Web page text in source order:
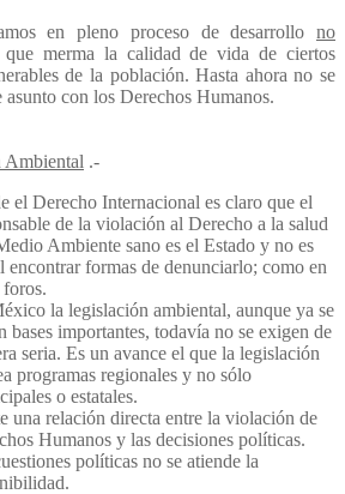
en pleno proceso de desarrollo no
que merma la calidad de vida de ciertos
de la población. Hasta ahora no se
asunto con los Derechos Humanos.
Ambiental .-
el Derecho Internacional es claro que el
de la violación al Derecho a la salud
Ambiente sano es el Estado y no es
encontrar formas de denunciarlo; como en
foros.
la legislación ambiental, aunque ya se
bases importantes, todavía no se exigen de
seria. Es un avance el que la legislación
programas regionales y no sólo
o estatales.
una relación directa entre la violación de
Humanos y las decisiones políticas.
políticas no se atiende la